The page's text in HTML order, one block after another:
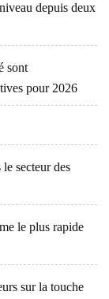
depuis deux
sont
pour 2026
secteur des
le plus rapide
sur la touche